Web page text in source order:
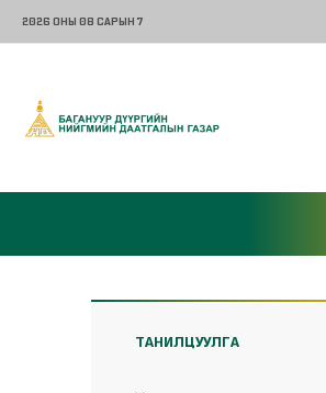
2026 ОНЫ 08 САРЫН 7
ТАНИЛЦУУЛГА